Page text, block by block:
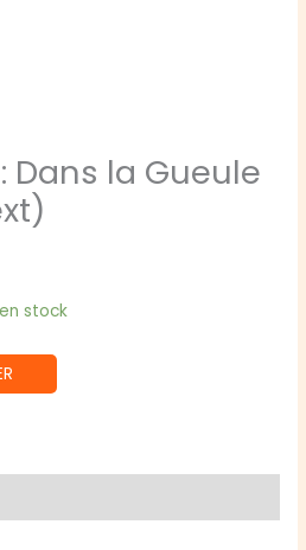
Dans la Gueule
stock